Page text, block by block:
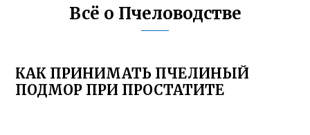
Всё о Пчеловодстве
КАК ПРИНИМАТЬ ПЧЕЛИНЫЙ
ПОДМОР ПРИ ПРОСТАТИТЕ